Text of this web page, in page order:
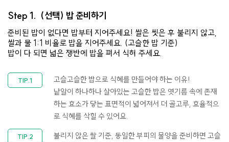
Step 1. (선택) 밥 준비하기
준비된 밥이 없다면 밥부터 지어주세요! 쌀은 씻은 후 불리지 않고,
쌀과 물 1:1 비율로 밥을 지어주세요. (고슬한 밥 기준)
밥이 다 되면 넓은 쟁반에 밥을 펴서 식혀 주세요.
고슬고슬한 밥으로 식혜를 만들어야 하는 이유!
낱알이 하나하나 살아있는 고슬한 밥은 엿기름 속에 존재
하는 효소가 닿는 표면적이 넓어져서 더 골고루, 효율적으
로 식혜를 삭힐 수 있어요.
불리지 않은 쌀 기준, 동일한 부피의 물양을 준비하면 고슬